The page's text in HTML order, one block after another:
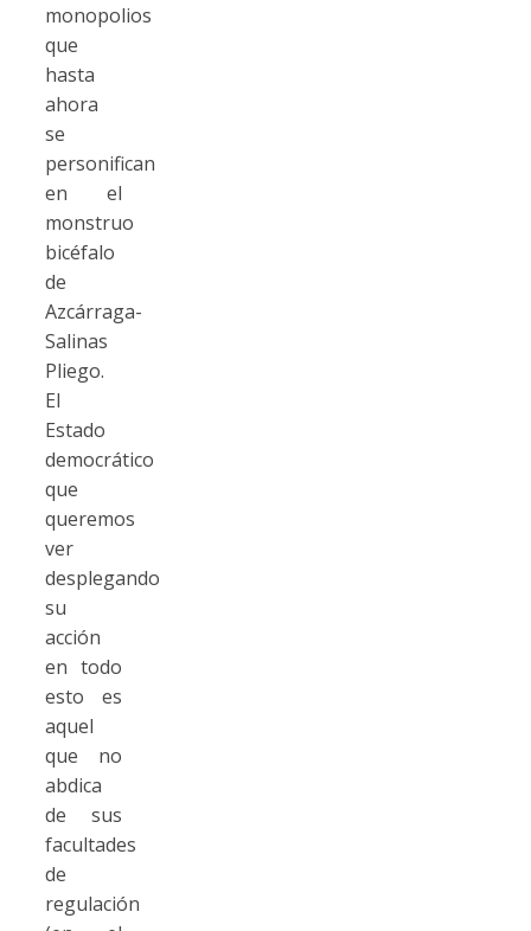
monopolios
que
hasta
ahora
se
personifican
en el
monstruo
bicéfalo
de
Azcárraga-
Salinas
Pliego.
El
Estado
democrático
que
queremos
ver
desplegando
su
acción
en todo
esto es
aquel
que no
abdica
de sus
facultades
de
regulación